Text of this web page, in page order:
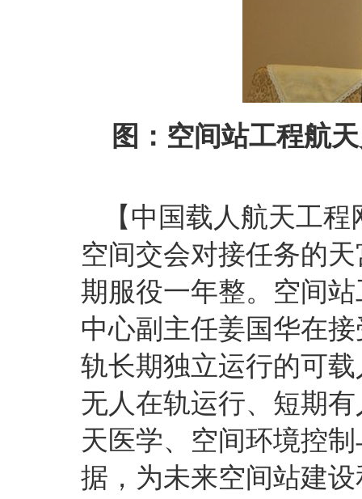
图：空间站工程航
【中国载人航天工
空间交会对接任务的
期服役一年整。空间
中心副主任姜国华在
轨长期独立运行的可
无人在轨运行、短期
天医学、空间环境控
据，为未来空间站建